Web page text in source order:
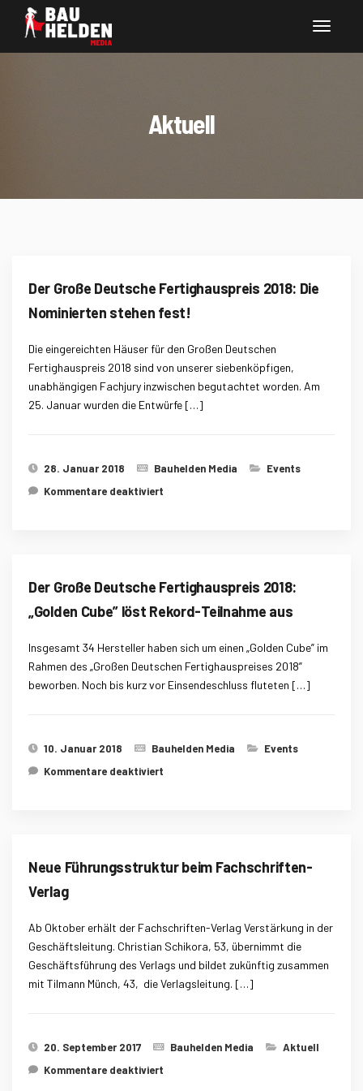
Aktuell
Der Große Deutsche Fertighauspreis 2018: Die
Nominierten stehen fest!
Die eingereichten Häuser für den Großen Deutschen
Fertighauspreis 2018 sind von unserer siebenköpfigen,
unabhängigen Fachjury inzwischen begutachtet worden. Am
25. Januar wurden die Entwürfe […]
28. Januar 2018 Bauhelden Media
Events
Kommentare deaktiviert
Der Große Deutsche Fertighauspreis 2018:
„Golden Cube” löst Rekord-Teilnahme aus
Insgesamt 34 Hersteller haben sich um einen „Golden Cube” im
Rahmen des „Großen Deutschen Fertighauspreises 2018”
beworben. Noch bis kurz vor Einsendeschluss fluteten […]
10. Januar 2018 Bauhelden Media
Events
Kommentare deaktiviert
Neue Führungsstruktur beim Fachschriften-
Verlag
Ab Oktober erhält der Fachschriften-Verlag Verstärkung in der
Geschäftsleitung. Christian Schikora, 53, übernimmt die
Geschäftsführung des Verlags und bildet zukünftig zusammen
mit Tilmann Münch, 43, die Verlagsleitung. […]
20. September 2017 Bauhelden Media
Aktuell
Kommentare deaktiviert